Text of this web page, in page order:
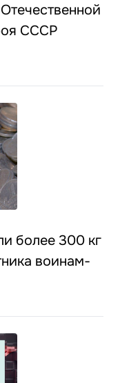
СССР
более 300 кг
воинам-